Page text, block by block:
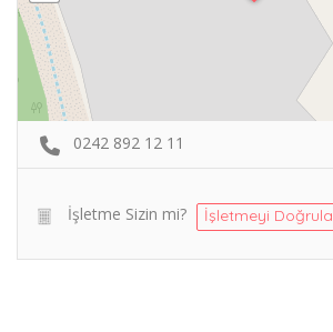
0242 892 12 11
İşletme Sizin mi? İşletmeyi Doğrula